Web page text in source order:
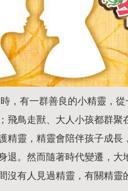
，有一群善良的小精靈，
飛鳥走獸、大人小孩都群
精靈，精靈會陪伴孩子成
退。然而隨著時代變遷，
沒有人見過精靈，有關精靈